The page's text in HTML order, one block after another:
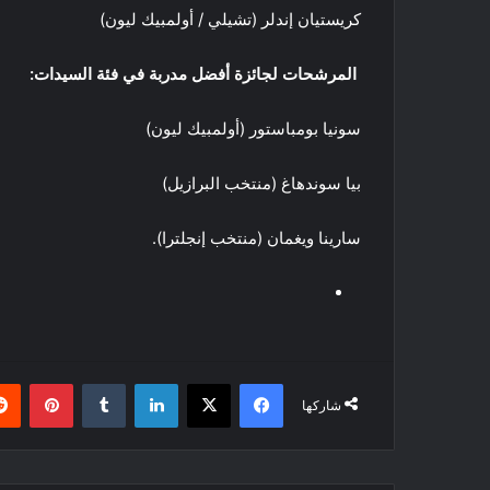
كريستيان إندلر (تشيلي / أولمبيك ليون)
المرشحات لجائزة أفضل مدربة في فئة السيدات:
سونيا بومباستور (أولمبيك ليون)
بيا سوندهاغ (منتخب البرازيل)
سارينا ويغمان (منتخب إنجلترا).
شاركها
فيسبوك ‫X لينكدإن